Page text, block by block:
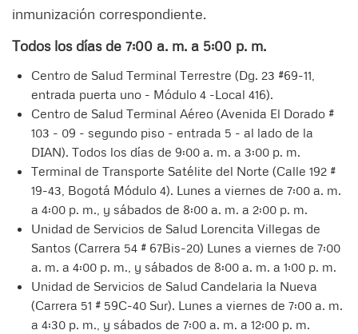
inmunización correspondiente.
Todos los días de 7:00 a. m. a 5:00 p. m.
Centro de Salud Terminal Terrestre (Dg. 23 #69-11,
entrada puerta uno - Módulo 4 -Local 416).
Centro de Salud Terminal Aéreo (Avenida El Dorado #
103 - 09 - segundo piso - entrada 5 - al lado de la
DIAN). Todos los días de 9:00 a. m. a 3:00 p. m.
Terminal de Transporte Satélite del Norte (Calle 192 #
19-43, Bogotá Módulo 4). Lunes a viernes de 7:00 a. m.
a 4:00 p. m., y sábados de 8:00 a. m. a 2:00 p. m.
Unidad de Servicios de Salud Lorencita Villegas de
Santos (Carrera 54 # 67Bis-20) Lunes a viernes de 7:00
a. m. a 4:00 p. m., y sábados de 8:00 a. m. a 1:00 p. m.
Unidad de Servicios de Salud Candelaria la Nueva
(Carrera 51 # 59C-40 Sur). Lunes a viernes de 7:00 a. m.
a 4:30 p. m., y sábados de 7:00 a. m. a 12:00 p. m.